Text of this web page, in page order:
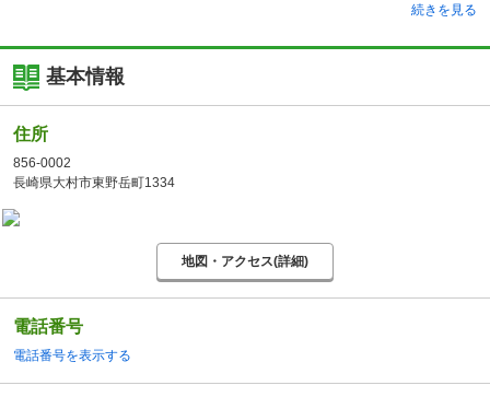
続きを見る
基本情報
住所
856-0002
長崎県大村市東野岳町1334
地図・アクセス(詳細)
電話番号
電話番号を表示する